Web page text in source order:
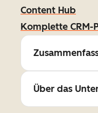
Content Hub
Komplette CRM-
Über das